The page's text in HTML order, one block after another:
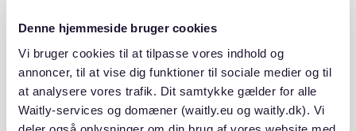
Denne hjemmeside bruger cookies
Vi bruger cookies til at tilpasse vores indhold og
annoncer, til at vise dig funktioner til sociale medier og til
at analysere vores trafik. Dit samtykke gælder for alle
Waitly-services og domæner (waitly.eu og waitly.dk). Vi
Andelsboligforeningen Mejdalparken,
Mejdal